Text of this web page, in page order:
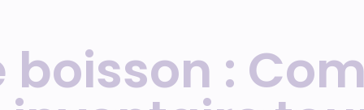
Logistique et WMS
Reporting et BI
boisson :